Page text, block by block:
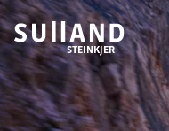
STEINKJER